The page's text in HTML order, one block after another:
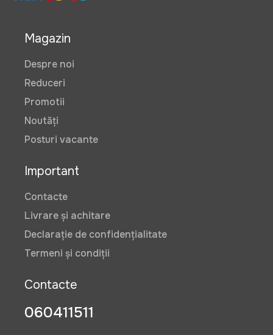
Magazin
Despre noi
Reduceri
Promotii
Noutăți
Posturi vacante
Important
Contacte
Livrare și achitare
Declarație de confidențialitate
Termeni și condiții
Contacte
060411511